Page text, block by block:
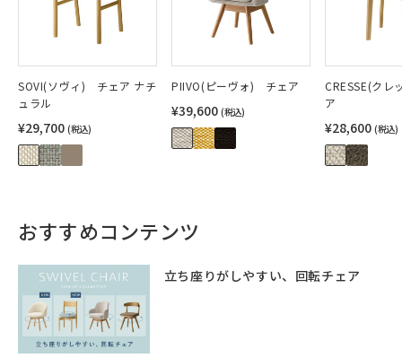
SOVI(ソヴィ) チェア ナチ
ュラル
¥29,700 (税込)
PIIVO(ピーヴォ) チェア
¥39,600 (税込)
CRESSE(ク
ア
¥28,600 (税込)
おすすめコンテンツ
立ち座りがしやすい、回転チェア